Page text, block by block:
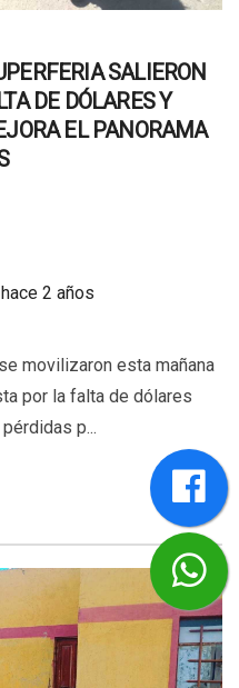
SALIERON
DE DÓLARES Y
EL PANORAMA
2 años
movilizaron esta mañana
por la falta de dólares
p...